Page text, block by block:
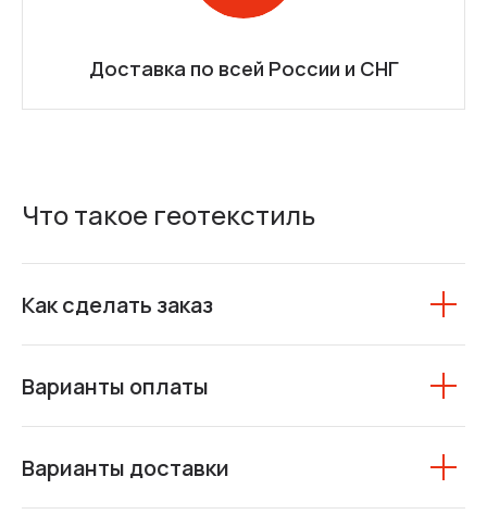
Доставка по всей России и СНГ
Что такое геотекстиль
Как сделать заказ
Варианты оплаты
Варианты доставки